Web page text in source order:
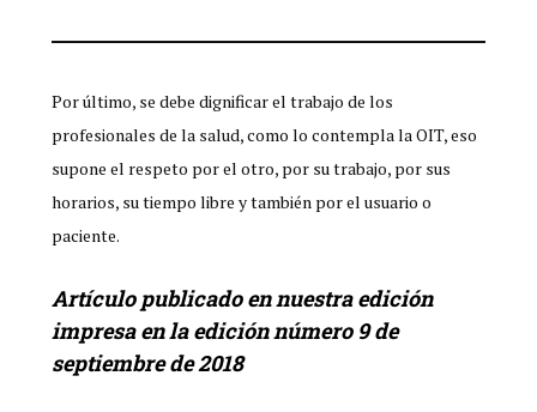
Por último, se debe dignificar el trabajo de los
profesionales de la salud, como lo contempla la OIT, eso
supone el respeto por el otro, por su trabajo, por sus
horarios, su tiempo libre y también por el usuario o
paciente.
Artículo publicado en nuestra edición
impresa en la edición número 9 de
septiembre de 2018